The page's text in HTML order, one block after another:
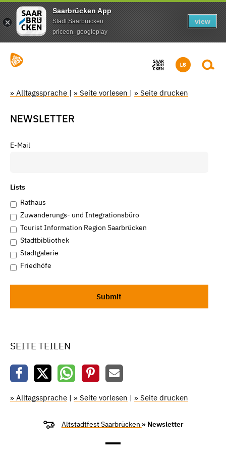
Saarbrücken App
Stadt Saarbrücken
priceon_googleplay
view
» Alltagssprache | » Seite vorlesen | » Seite drucken
NEWSLETTER
E-Mail
Lists
Rathaus
Zuwanderungs- und Integrationsbüro
Tourist Information Region Saarbrücken
Stadtbibliothek
Stadtgalerie
Friedhöfe
SEITE TEILEN
» Alltagssprache | » Seite vorlesen | » Seite drucken
Altstadtfest Saarbrücken » Newsletter